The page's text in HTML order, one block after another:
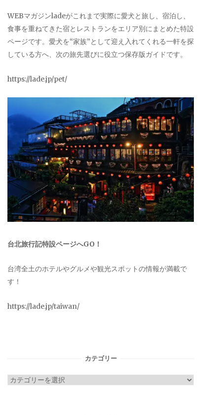
WEBマガジンladeがこれまで実際に愛犬と旅し、宿泊し、
食事を重ねてきた宿とレストランをエリア別にまとめた特設
ページです。愛犬を“家族”として迎え入れてくれる一軒を探
している方へ、次の旅先選びに役立つ保存版ガイドです。
https://lade.jp/pet/
台北旅行記特設ページへGO！
台湾全土のホテルやグルメや観光スポットの情報が満載で
す！
https://lade.jp/taiwan/
カテゴリー
カ